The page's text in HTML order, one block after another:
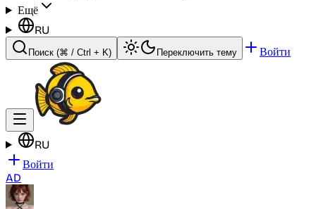
Ещё
RU
Поиск (⌘ / Ctrl + K) Переключить тему Войти
RU
Войти
AD